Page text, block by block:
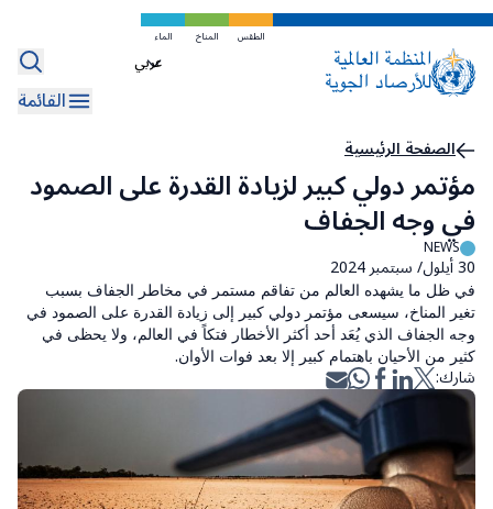
تخطي
المحتوى
الرئيسي
الطقس المناخ الماء
Select
your
القائمة
مسار
التنقل
الصفحة الرئيسية
مؤتمر دولي كبير لزيادة القدرة على الصمود
في وجه الجفاف
NEWS
30 أيلول/ سبتمبر 2024
في ظل ما يشهده العالم من تفاقم مستمر في مخاطر الجفاف بسبب
تغير المناخ، سيسعى مؤتمر دولي كبير إلى زيادة القدرة على الصمود في
وجه الجفاف الذي يُعَد أحد أكثر الأخطار فتكاً في العالم، ولا يحظى في
كثير من الأحيان باهتمام كبير إلا بعد فوات الأوان.
شارك: